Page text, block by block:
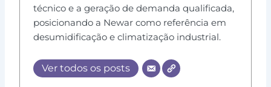
técnico e a geração de demanda qualificada,
posicionando a Newar como referência em
desumidificação e climatização industrial.
Ver todos os posts